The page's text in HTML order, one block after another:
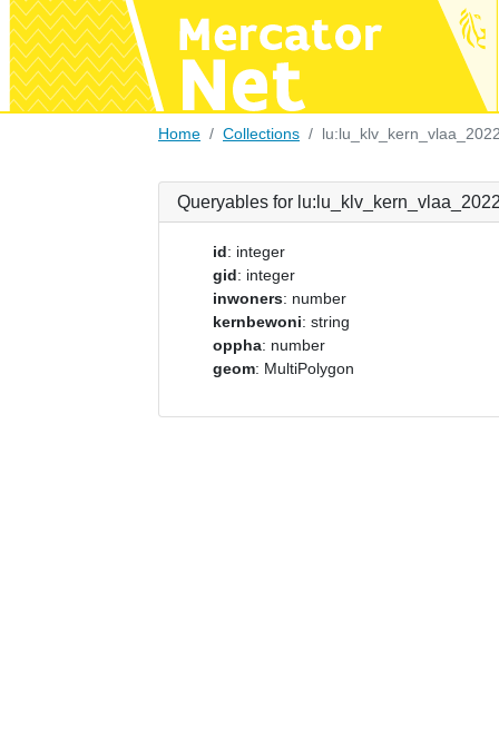
Home Collections
Queryables for
id: integer
gid: integer
inwoners: number
kernbewoni: string
oppha: number
geom: MultiPolygon